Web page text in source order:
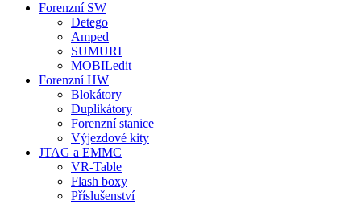
Forenzní SW
Detego
Amped
SUMURI
MOBILedit
Forenzní HW
Blokátory
Duplikátory
Forenzní stanice
Výjezdové kity
JTAG a EMMC
VR-Table
Flash boxy
Příslušenství